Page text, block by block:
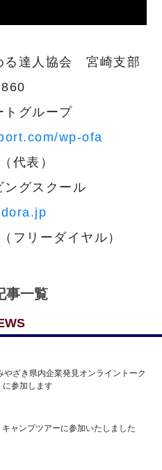
る達人協会 宮崎支部
トグループ
wp-ofa
代表）
ングスクール
フリーダイヤル）
事一覧
やざき県内企業発見オンライントーク
に参加します
ャンプツアーに参加いたしました